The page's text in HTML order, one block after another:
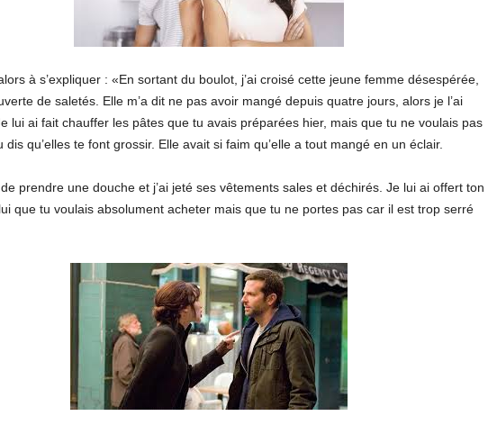
à s’expliquer : «En sortant du boulot, j’ai croisé cette jeune femme désespérée,
de saletés. Elle m’a dit ne pas avoir mangé depuis quatre jours, alors je l’ai
lui ai fait chauffer les pâtes que tu avais préparées hier, mais que tu ne voulais pas
dis qu’elles te font grossir. Elle avait si faim qu’elle a tout mangé en un éclair.
prendre une douche et j’ai jeté ses vêtements sales et déchirés. Je lui ai offert ton
que tu voulais absolument acheter mais que tu ne portes pas car il est trop serré